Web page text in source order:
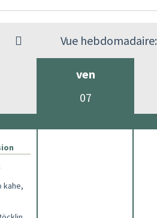
Vue hebdomadaire:
ven
07
kahe,